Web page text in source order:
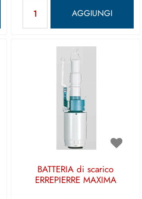
AGGIUNGI
BATTERIA di scarico
ERREPIERRE MAXIMA